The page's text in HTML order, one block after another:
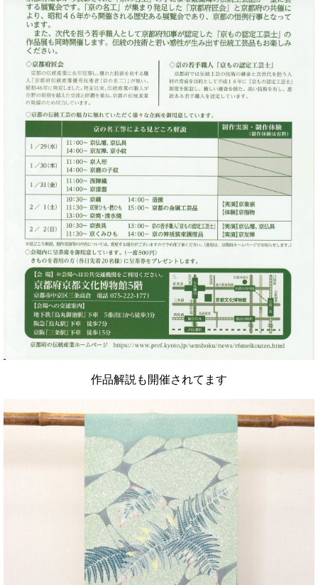
作品解説も開催されてます